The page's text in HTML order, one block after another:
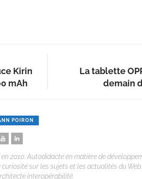
Kirin
mAh
La tablette
demain
POIRON
en 2010. Autodidacte en matière de
sur les sujets et les actualités du
interopérabilité.